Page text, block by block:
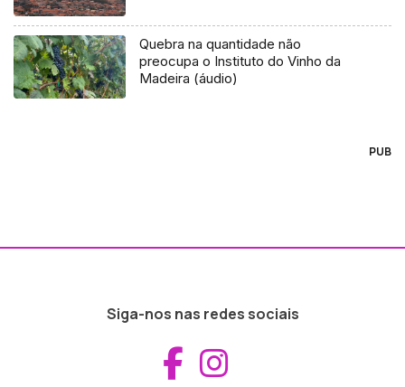
Quebra na quantidade não
preocupa o Instituto do Vinho da
Madeira (áudio)
PUB
Siga-nos nas redes sociais
Aceder ao